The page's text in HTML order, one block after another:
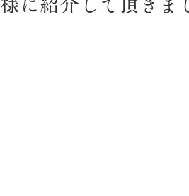
に紹介して頂きま